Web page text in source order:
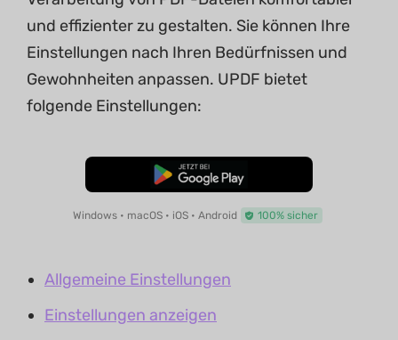
und effizienter zu gestalten. Sie können Ihre
Einstellungen nach Ihren Bedürfnissen und
Gewohnheiten anpassen. UPDF bietet
folgende Einstellungen:
Kostenloser Download
Windows • macOS • iOS • Android 100% sicher
Allgemeine Einstellungen
Einstellungen anzeigen